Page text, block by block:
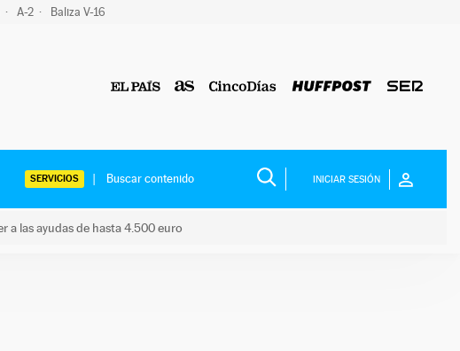
A-2 Baliza V-16
SERVICIOS INICIAR SESIÓN
a las ayudas de hasta 4.500 euro